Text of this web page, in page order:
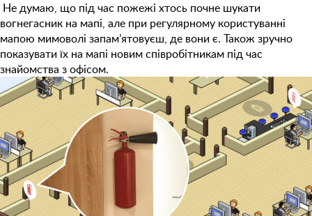
Не думаю, що під час пожежі хтось почне шукати
вогнегасник на мапі, але при регулярному користуванні
мапою мимоволі запам’ятовуєш, де вони є. Також зручно
показувати їх на мапі новим співробітникам під час
знайомства з офісом.